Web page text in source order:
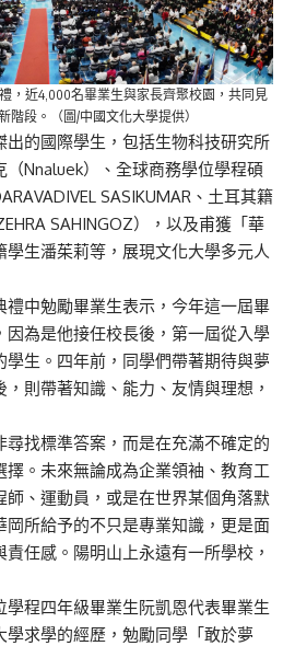
，近4,000名畢業生與家長齊聚校園，共同見
階段。（圖/中國文化大學提供）
出的國際學生，包括生物科技研究所
Nnaluek）、全球商務學位學程碩
SASIKUMAR、土耳其籍
SAHINGOZ），以及甫獲「華
生潘茱莉等，展現文化大學多元人
禮中勉勵畢業生表示，今年這一屆畢
因為是他接任校長後，第一屆從入學
學生。四年前，同學們帶著期待與夢
則帶著知識、能力、友情與理想，
找標準答案，而是在充滿不確定的
。未來無論成為企業領袖、教育工
師、運動員，或是在世界某個角落默
岡所給予的不只是專業知識，更是面
任感。陽明山上永遠有一所學校，
學程四年級畢業生阮凱恩代表畢業生
求學的經歷，勉勵同學「敢於夢